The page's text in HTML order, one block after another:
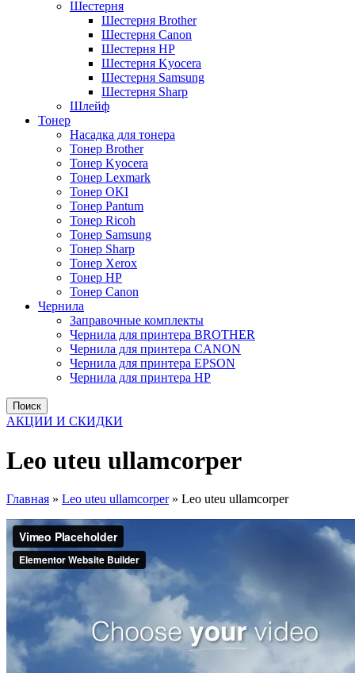
Шестерня
Шестерня Brother
Шестерня Canon
Шестерня HP
Шестерня Kyocera
Шестерня Samsung
Шестерня Sharp
Шлейф
Тонер
Насадка для тонера
Тонер Brother
Тонер Kyocera
Тонер Lexmark
Тонер OKI
Тонер Pantum
Тонер Ricoh
Тонер Samsung
Тонер Sharp
Тонер Xerox
Тонер НР
Тонер Саnon
Чернила
Заправочные комплекты
Чернила для принтера BROTHER
Чернила для принтера CANON
Чернила для принтера EPSON
Чернила для принтера HP
Поиск
АКЦИИ И СКИДКИ
Leo uteu ullamcorper
Главная » Leo uteu ullamcorper» Leo uteu ullamcorper